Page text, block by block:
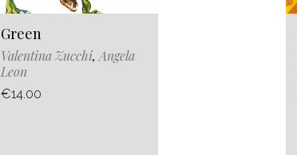
Green
Valentina Zucchi, Angela
Leon
€14.00